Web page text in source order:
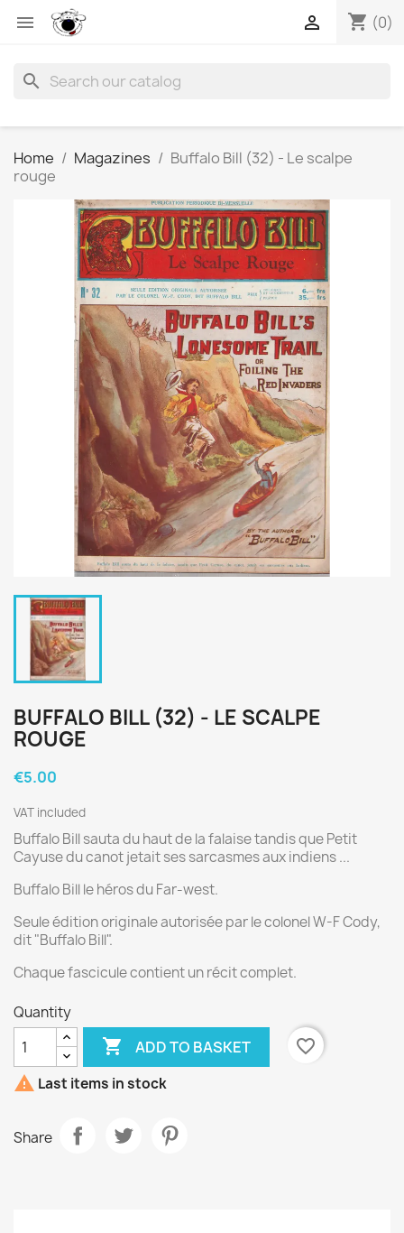
 shopping_cart (0)

search
Home Magazines
Buffalo Bill (32) - Le scalpe
rouge
BUFFALO BILL (32) - LE SCALPE
ROUGE
€5.00
VAT included
Buffalo Bill sauta du haut de la falaise tandis que Petit
Cayuse du canot jetait ses sarcasmes aux indiens ...
Buffalo Bill le héros du Far-west.
Seule édition originale autorisée par le colonel W-F Cody,
dit "Buffalo Bill".
Chaque fascicule contient un récit complet.
Quantity
 ADD TO BASKET
favorite_border
 Last items in stock
Share